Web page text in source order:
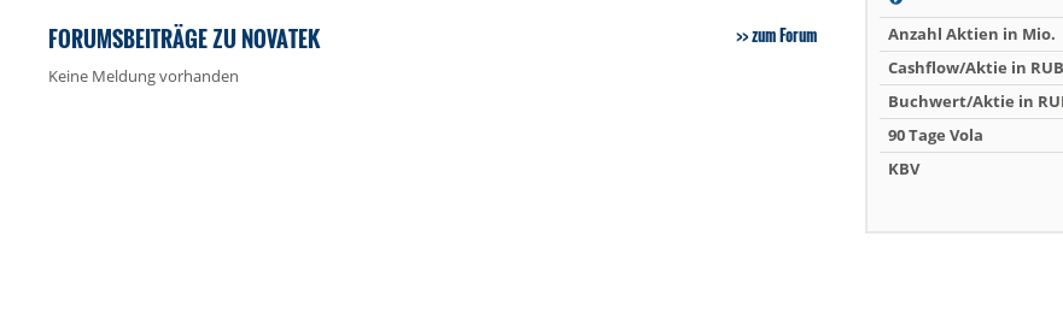
FORUMSBEITRÄGE ZU NOVATEK zum Forum
Keine Meldung vorhanden
Anzahl Aktien in Mio.
Cashflow/Aktie in RUB
Buchwert/Aktie in
90 Tage Vola
KBV